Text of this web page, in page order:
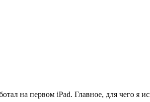
на первом iPad. Главное, для чего я